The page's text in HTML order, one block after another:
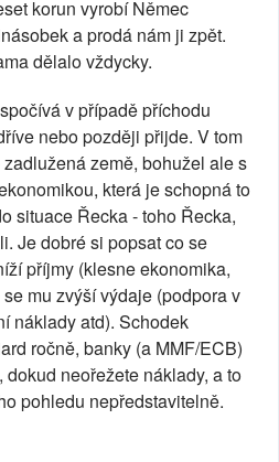
korun vyrobí Němec
a prodá nám ji zpět.
dělalo vždycky.
v případě příchodu
nebo později přijde. V tom
země, bohužel ale s
která je schopná to
situace Řecka - toho Řecka,
Je dobré si popsat co se
příjmy (klesne ekonomika,
mu zvýší výdaje (podpora v
náklady atd). Schodek
ročně, banky (a MMF/ECB)
neořežete náklady, a to
pohledu nepředstavitelně.